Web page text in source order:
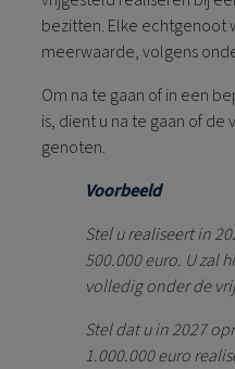
bezitten. Elke echtgenoot
meerwaarde, volgens
Om na te gaan of in een
is, dient u na te gaan of
genoten.
Voorbeeld
Stel u realiseert in
500.000 euro. U zal
volledig onder de
Stel dat u in 2027
1.000.000 euro